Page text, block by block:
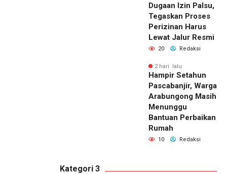
Dugaan Izin Palsu,
Tegaskan Proses
Perizinan Harus
Lewat Jalur Resmi
20 Redaksi
2 hari lalu
Hampir Setahun
Pascabanjir, Warga
Arabungong Masih
Menunggu
Bantuan Perbaikan
Rumah
10 Redaksi
Kategori 3